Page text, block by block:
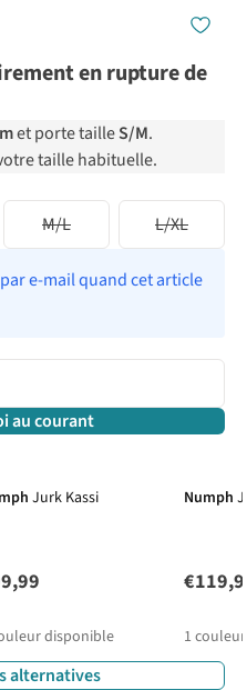
en rupture de
et porte tailleS/M.
taille habituelle.
M/L L/XL
e-mail quand cet article
au courant
Jurk Kassi
disponible
Numph
1
alternatives